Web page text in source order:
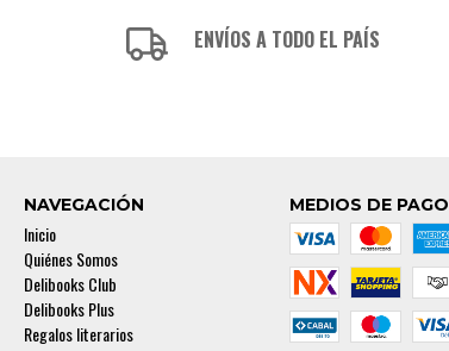
ENVÍOS A TODO EL PAÍS
NAVEGACIÓN
Inicio
Quiénes Somos
Delibooks Club
Delibooks Plus
Regalos literarios
MEDIOS DE PAGO